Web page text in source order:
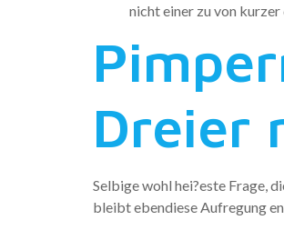
nicht einer zu von kurzer
Dreier
Selbige wohl hei?este Frage,
bleibt ebendiese Aufregung